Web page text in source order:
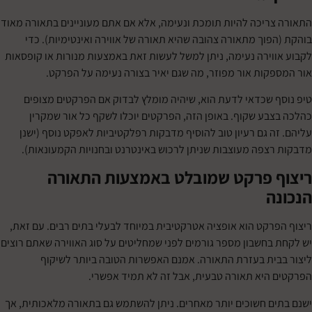
להיות תומכת ונעימה, אלא אם אתם מעוניינים בתאורה מאוד
מתאורה צהובה שהיא תאורה של אווירה ואינטימיות). כדי
נעימה, ניתן למשל לעשות זאת באמצעות מנורות או קופסאות
אור מפוזר, מה שגם יאיר בצורה נעימה על הפרקט.
שכדאי לדעת הוא, שיהיה מומלץ לבדוק אם הפרקטים מצופים
שקוף. באופן הזה, הפרקטים יוכלו לשקף כל אור שמקרין
גם רעיון טוב להוסיף מדבקות רפלקטיביות לאפקט נוסף (ישנן
מעוצבות שניתן לרכוש באינטרנט ובחנויות הקמעונאות).
פרקט שמובלט באמצעות התאורה
הוא אופציה אטרקטיבית במיוחד לבעלי בתים רבים. עם זאת,
מספר גורמים לפני שמחליטים על סוג האווירה שאתם רוצים
בעזרת התאורה. אמנם האפשרות הטובה ביותר לשיקוף
היא תאורה טבעית, אבל זה לא תמיד אפשרי.
חשוכים יותר מאחרים. ניתן להשתמש גם בתאורה מלאכותית, אך